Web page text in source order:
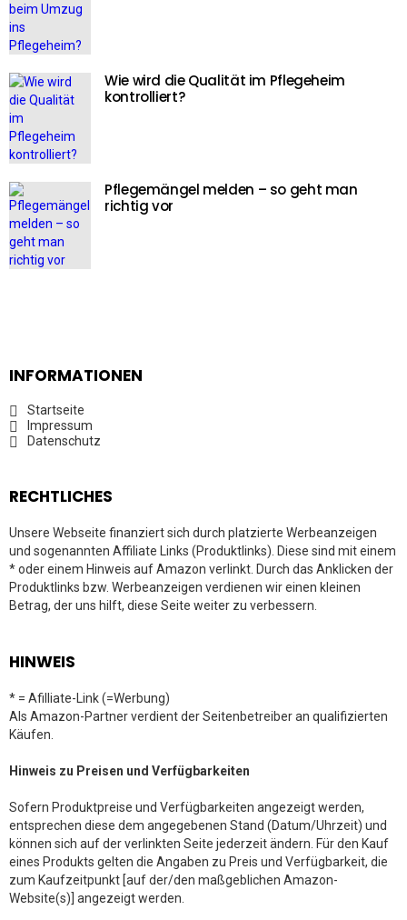
Wie wird die Qualität im Pflegeheim
kontrolliert?
Pflegemängel melden – so geht man
richtig vor
INFORMATIONEN
Startseite
Impressum
Datenschutz
RECHTLICHES
Unsere Webseite finanziert sich durch platzierte Werbeanzeigen
und sogenannten Affiliate Links (Produktlinks). Diese sind mit einem
* oder einem Hinweis auf Amazon verlinkt. Durch das Anklicken der
Produktlinks bzw. Werbeanzeigen verdienen wir einen kleinen
Betrag, der uns hilft, diese Seite weiter zu verbessern.
HINWEIS
* = Afilliate-Link (=Werbung)
Als Amazon-Partner verdient der Seitenbetreiber an qualifizierten
Käufen.
Hinweis zu Preisen und Verfügbarkeiten
Sofern Produktpreise und Verfügbarkeiten angezeigt werden,
entsprechen diese dem angegebenen Stand (Datum/Uhrzeit) und
können sich auf der verlinkten Seite jederzeit ändern. Für den Kauf
eines Produkts gelten die Angaben zu Preis und Verfügbarkeit, die
zum Kaufzeitpunkt [auf der/den maßgeblichen Amazon-
Website(s)] angezeigt werden.